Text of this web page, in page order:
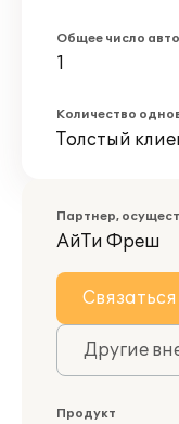
Общее число
1
Количество
Толстый
Партнер,
АйТи Фреш
Связаться
Другие
Продукт